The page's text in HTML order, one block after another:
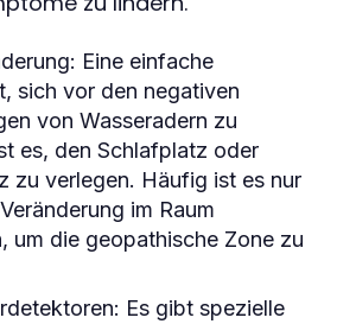
Eine einfache
sich vor den negativen
von Wasseradern zu
es, den Schlafplatz oder
zu verlegen. Häufig ist es nur
im Raum
um die geopathische Zone zu
Es gibt spezielle